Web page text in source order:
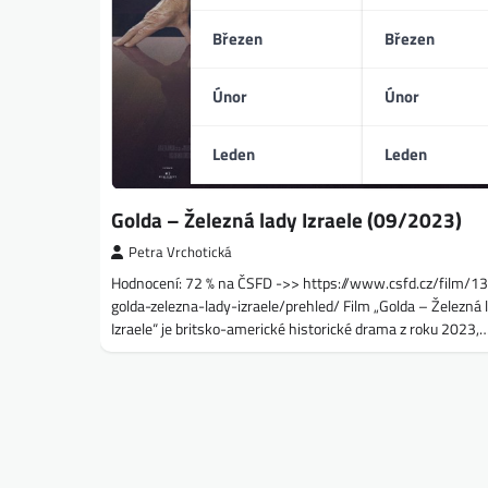
Březen
Únor
Leden
Březen
Únor
Leden
Golda – Železná lady Izraele (09/2023)
Petra Vrchotická
Hodnocení: 72 % na ČSFD ->> https://www.csfd.cz/film/
golda-zelezna-lady-izraele/prehled/ Film „Golda – Železná
Izraele“ je britsko-americké historické drama z roku